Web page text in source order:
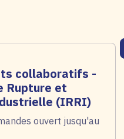
collaboratifs -
Rupture et
(IRRI)
ouvert jusqu'au